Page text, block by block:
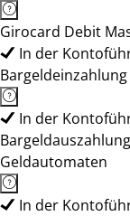
Girocard Debit
In der
In der
Geldautomaten
In der